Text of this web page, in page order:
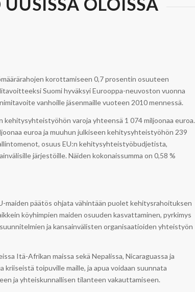
korottamiseen 0,7 prosentin osuuteen
Suomi hyväksyi Eurooppa-neuvoston vuonna
vanhoille jäsenmaille vuoteen 2010 mennessä.
varoja yhteensä 1 074 miljoonaa euroa.
euroa ja muuhun julkiseen kehitysyhteistyöhön 239
osuus EU:n kehitysyhteistyöbudjetista,
järjestöille. Näiden kokonaissumma on 0,58 %
maiden päätös ohjata vähintään puolet kehitysrahoituksen
köyhimpien maiden osuuden kasvattaminen, pyrkimys
ja kansainvälisten organisaatioiden yhteistyön
Itä-Afrikan maissa sekä Nepalissa, Nicaraguassa ja
kriiseistä toipuville maille, ja apua voidaan suunnata
ja yhteiskunnallisen tilanteen vakauttamiseen.